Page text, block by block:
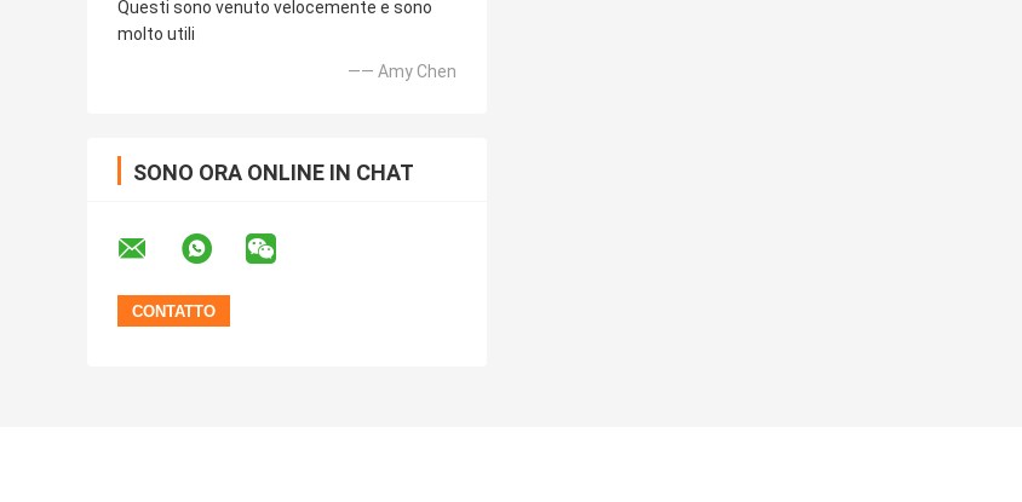
Questi sono venuto velocemente e sono
molto utili
—— Amy Chen
SONO ORA ONLINE IN CHAT